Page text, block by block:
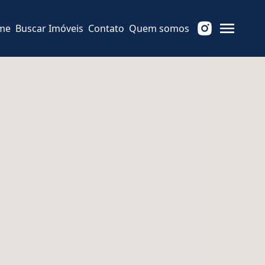
Buscar Imóveis Contato Quem somos